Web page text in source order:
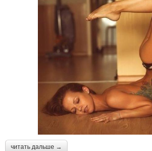
читать дальше →